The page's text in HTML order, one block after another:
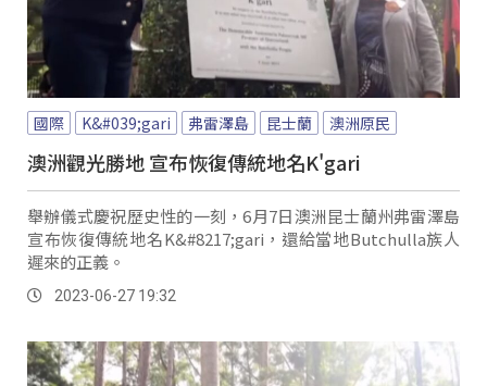
國際 K&#039;gari 弗雷澤島 昆士蘭 澳洲原民
澳洲觀光勝地 宣布恢復傳統地名K'gari
舉辦儀式慶祝歷史性的一刻，6月7日澳洲昆士蘭州弗雷澤島
宣布恢復傳統地名K&#8217;gari，還給當地Butchulla族人
遲來的正義。
2023-06-27 19:32